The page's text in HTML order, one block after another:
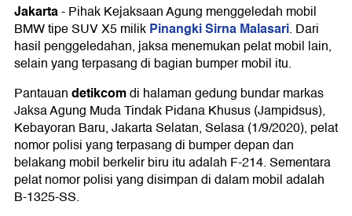
Jakarta-Pihak Kejaksaan Agung menggeledah mobil
BMW tipe SUV X5 milikPinangki Sirna Malasari. Dari
hasil penggeledahan, jaksa menemukan pelat mobil lain,
selain yang terpasang di bagian bumper mobil itu.
Pantauandetikcomdi halaman gedung bundar markas
Jaksa Agung Muda Tindak Pidana Khusus (Jampidsus),
Kebayoran Baru, Jakarta Selatan, Selasa (1/9/2020), pelat
nomor polisi yang terpasang di bumper depan dan
belakang mobil berkelir biru itu adalah F-214. Sementara
pelat nomor polisi yang disimpan di dalam mobil adalah
B-1325-SS.